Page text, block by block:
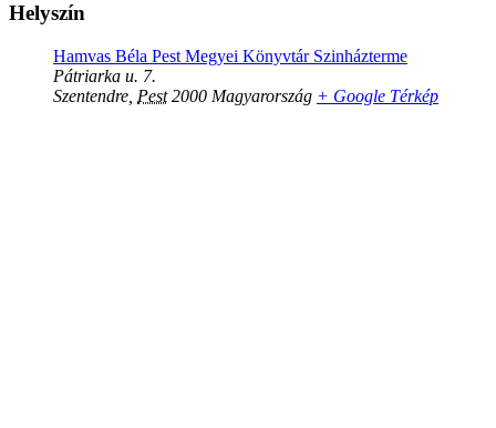
Helyszín
Hamvas Béla Pest Megyei Könyvtár Szinházterme
Pátriarka u. 7.
Szentendre Pest 2000 Magyarország + Google Térkép